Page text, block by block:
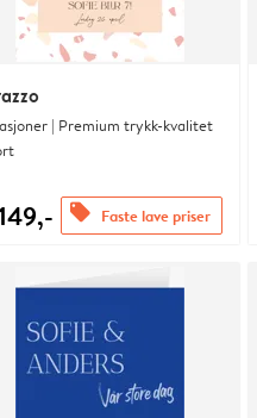
| Premium trykk-kvalitet
offers Faste lave priser